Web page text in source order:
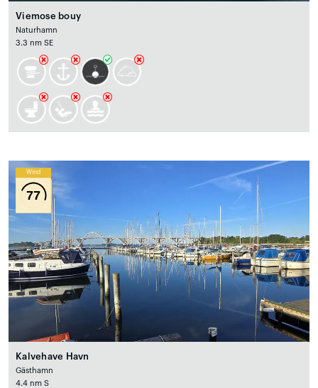
Viemose bouy
Naturhamn
3.3 nm SE
Wind
77
Kalvehave Havn
Gästhamn
4.4 nm S